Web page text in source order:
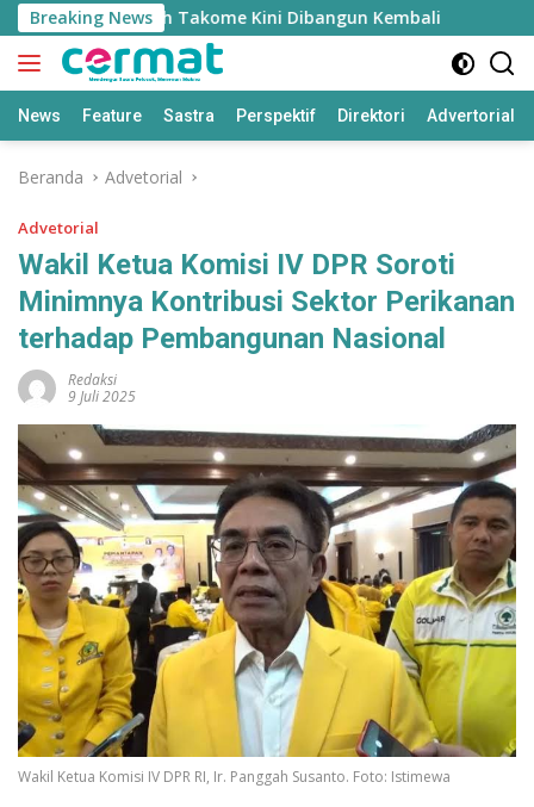
Langsung
ke
konten
Breaking News
Nurul Fasyah Takome Kini Dibangun Kembali
News Feature Sastra Perspektif Direktori Advertorial
Beranda Advetorial
Advetorial
Wakil Ketua Komisi IV DPR Soroti
Minimnya Kontribusi Sektor Perikanan
terhadap Pembangunan Nasional
Redaksi
9 Juli 2025
Wakil Ketua Komisi IV DPR RI, Ir. Panggah Susanto. Foto: Istimewa